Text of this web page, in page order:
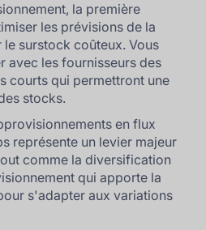
la première
les prévisions de la
surstock coûteux. Vous
avec les fournisseurs des
courts qui permettront une
stocks.
en flux
représente un levier majeur
comme la diversification
qui apporte la
s'adapter aux variations